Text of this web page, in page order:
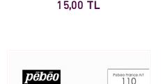
15,00 TL